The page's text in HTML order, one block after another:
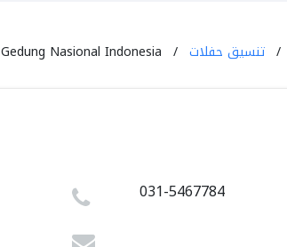
تنسيق حفلات Gedung Nasional Indonesia
031-5467784